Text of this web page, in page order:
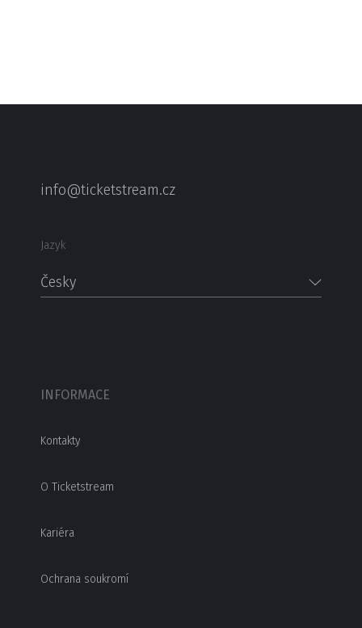
info@ticketstream.cz
Jazyk
Česky
INFORMACE
Kontakty
O Ticketstream
Kariéra
Ochrana soukromí